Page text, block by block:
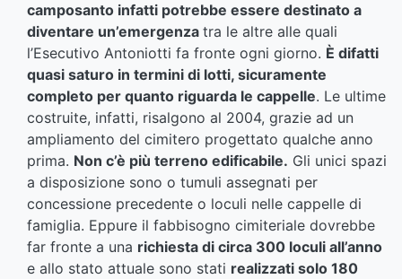
camposanto infatti potrebbe essere destinato a
diventare un’emergenza tra le altre alle quali
l’Esecutivo Antoniotti fa fronte ogni giorno. È difatti
quasi saturo in termini di lotti, sicuramente
completo per quanto riguarda le cappelle. Le ultime
costruite, infatti, risalgono al 2004, grazie ad un
ampliamento del cimitero progettato qualche anno
prima. Non c’è più terreno edificabile. Gli unici spazi
a disposizione sono o tumuli assegnati per
concessione precedente o loculi nelle cappelle di
famiglia. Eppure il fabbisogno cimiteriale dovrebbe
far fronte a una richiesta di circa 300 loculi all’anno
e allo stato attuale sono stati realizzati solo 180